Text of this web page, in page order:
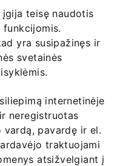
teisę naudotis
yra susipažinęs ir
svetainės
internetinėje
neregistruotas
pavardę ir el.
traktuojami
atsižvelgiant į